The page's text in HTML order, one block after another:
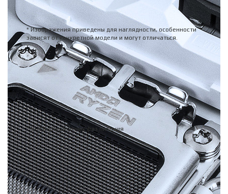
Обеспечивает надежную подачу питания под
повышенной нагрузкой, чтобы вывести разгонные
возможности на новый уровень.
* Изображения приведены для наглядности, особенности
зависят от конкретной модели и могут отличаться.
18
фаз VCORE SPS 110A
Позволяют вашему многоядерному процессору
работать в полную мощь и достигать невиданных
высот.
* 9+9 параллельных фаз питания
2
SOC фазы SPS 110A​
Оптимизирована для потребностей встроенного